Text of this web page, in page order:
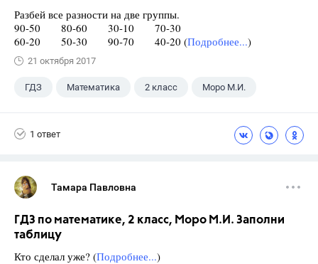
Разбей все разности на две группы.
90-50 80-60 30-10 70-30
60-20 50-30 90-70 40-20 (Подробнее...)
21 октября 2017
ГДЗ Математика 2 класс Моро М.И.
1 ответ
Тамара Павловна
ГДЗ по математике, 2 класс, Моро М.И. Заполни
таблицу
Кто сделал уже? (Подробнее...)